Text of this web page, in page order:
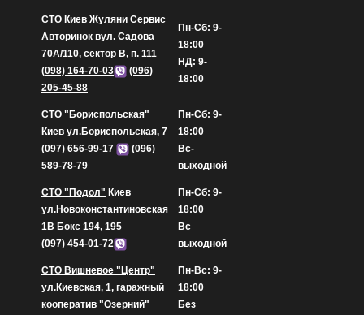
СТО Киев Жуляни Сервис
Авторинок вул. Садова
70А/110, сектор В, п. 111
(098) 164-70-03
(096)
205-45-88
Пн-Сб: 9-
18:00
НД: 9-
18:00
СТО "Бориспольская"
Киев ул.Бориспольская, 7
(097) 656-99-17
(096)
589-78-79
Пн-Сб: 9-
18:00
Вс-
выходной
СТО "Подол" Киев
ул.Новоконстантиновская
1В Бокс 194, 195
(097) 454-01-72
Пн-Сб: 9-
18:00
Вс
выходной
СТО Вишневое "Центр"
ул.Киевская, 1, гаражный
кооператив "Озерний"
Пн-Вс: 9-
18:00
Без